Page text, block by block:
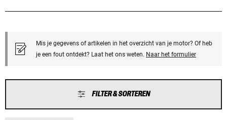
Mis je gegevens of artikelen in het overzicht van je motor? Of heb
je een fout ontdekt? Laat het ons weten. Naar het formulier
FILTER & SORTEREN